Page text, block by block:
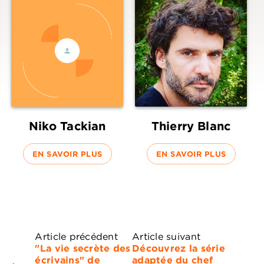
Niko Tackian
EN SAVOIR PLUS
Thierry Blanc
EN SAVOIR PLUS
Article précédent
"La vie secrète des
écrivains" de
Article suivant
Découvrez la série
adaptée du chef